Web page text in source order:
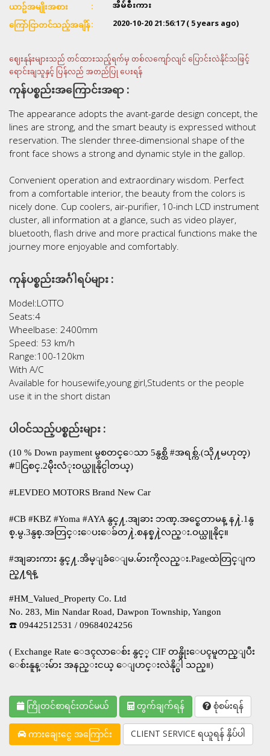
ယာဥ်အမျိုးအစား အိမ်စီးကား
ကြော်ငြာတင်သည့်အချိန် 2020-10-20 21:56:17( 5 years ago)
ဈေးနုန်းများသည် တင်ထားသည့်ရက်မှ တစ်လကျော်လျင် ပြောင်းလဲနိုင်သဖြင့်
ရောင်းချသူနှင့် ပြန်လည် အတည်ပြု ပေးရန်
ကုန်ပစ္စည်းအကြောင်းအရာ :
The appearance adopts the avant-garde design concept, the
lines are strong, and the smart beauty is expressed without
reservation. The slender three-dimensional shape of the
front face shows a strong and dynamic style in the gallop.
Convenient operation and extraordinary wisdom. Perfect
from a comfortable interior, the beauty from the colors is
nicely done. Cup coolers, air-purifier, 10-inch LCD instrument
cluster, all information at a glance, such as video player,
bluetooth, flash drive and more practical functions make the
journey more enjoyable and comfortably.
ကုန်ပစ္စည်းအင်္ဂါရပ်များ :
Model:LOTTO
Seats:4
Wheelbase: 2400mm
Speed: 53 km/h
Range:100-120km
With A/C
Available for housewife,young girl,Students or the people
use it in the short distan
ပါဝင်သည့်ပစ္စည်းများ :
(10​ % Down payment မွစတင္ေသာ 5နွစ္ထိ​ #အရစ္က်.(သို႔မဟုတ္)
#ေငြစင္.2မ်ိုးလံုးဝယ္ယူနိုင္ပါတယ္)
#LEVDEO MOTORS Brand New Car
#CB #KBZ #Yoma #AYA နွင္႔.အျခား ဘဏ္.အင္စေတာမန္ န႔ဲ.​1နွ
စ္.မွ.3​နွစ္.အတြင္း​ေပးေခ်တ႔ဲ.စနစ္န႔ဲလည္း.ဝယ္ယူနိုင္။
#အျခား​ကား​ နွင္႔.​အိမ္ျခံေျမ.မ်ားကိုလည္း.Pageထဲတြင္ျက
ည္႔ရန္
#HM_Valued_Property Co. Ltd
No. 283, Min Nandar Road, Dawpon Township, Yangon
☎️ 09442512531 / 09684024256
( Exchange Rate ေဒၚလာေစ်း နွင့္ CIF တန္ဖိုးေပၚမူတည္ျပီး
ေစ်းနူန္းမ်ား အနည္းငယ္ ေျပာင္းလဲနို္င္ပါ သည္။)
ကြိုတင်စာရင်းတင်မယ် တွက်ချက်ရန် စုံစမ်းရန်
ကားချေးငွေ အကြောင်း CLIENT SERVICE ရယူရန် နှိပ်ပါ